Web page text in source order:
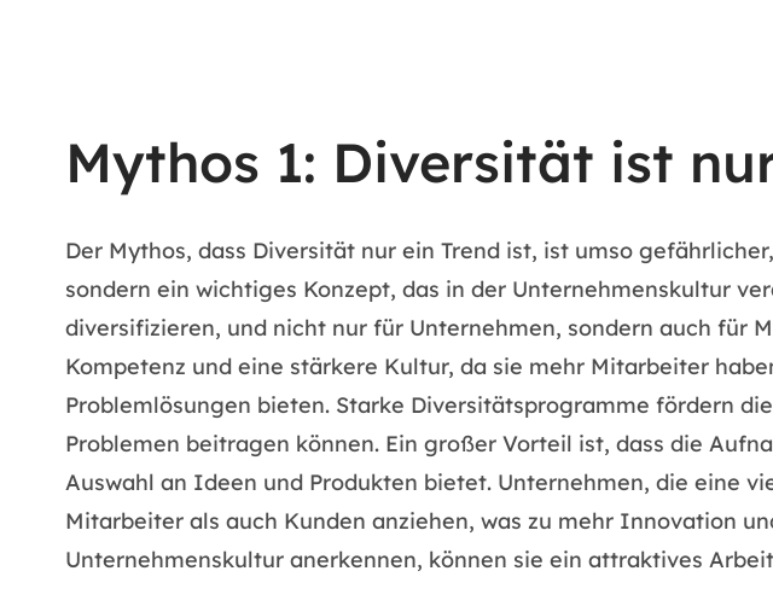
Mythos 1: Diversität ist
Der Mythos, dass Diversität nur ein Trend ist, ist umso
sondern ein wichtiges Konzept, das in der Unternehmenskultur
diversifizieren, und nicht nur für Unternehmen, sondern auch für
Kompetenz und eine stärkere Kultur, da sie mehr Mitarbeiter
Problemlösungen bieten. Starke Diversitätsprogramme fördern
Problemen beitragen können. Ein großer Vorteil ist, dass die
Auswahl an Ideen und Produkten bietet. Unternehmen, die eine
Mitarbeiter als auch Kunden anziehen, was zu mehr Innovation
Unternehmenskultur anerkennen, können sie ein attraktives